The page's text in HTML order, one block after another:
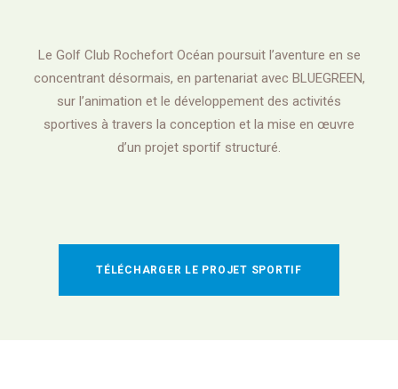
Le Golf Club Rochefort Océan poursuit l’aventure en se
concentrant désormais, en partenariat avec BLUEGREEN,
sur l’animation et le développement des activités
sportives à travers la conception et la mise en œuvre
d’un projet sportif structuré.
TÉLÉCHARGER LE PROJET SPORTIF